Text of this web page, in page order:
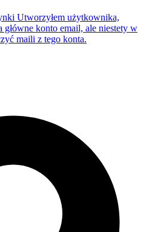
Utworzyłem użytkownika,
główne konto email, ale niestety w
maili z tego konta.